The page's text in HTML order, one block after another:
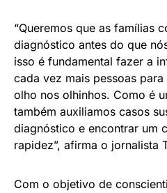
“Queremos que as famílias
diagnóstico antes do que
isso é fundamental fazer a
cada vez mais pessoas
olho nos olhinhos. Como é
também auxiliamos casos
diagnóstico e encontrar um
rapidez”, afirma o jornalista
Com o objetivo de